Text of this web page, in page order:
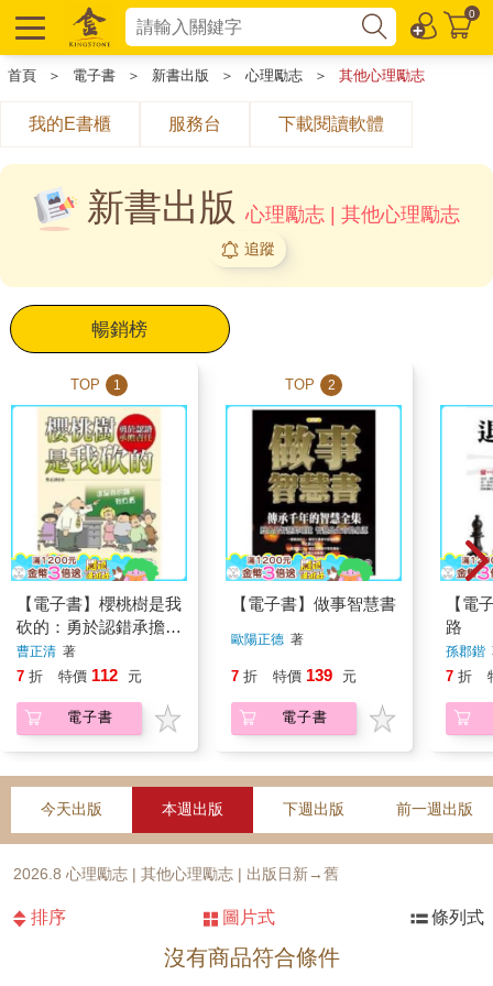
0
首頁 ＞ 電子書 ＞ 新書出版 ＞ 心理勵志 ＞ 其他心理勵志
我的E書櫃 服務台 下載閱讀軟體
新書出版 心理勵志 | 其他心理勵志
追蹤
暢銷榜
TOP 1
【電子書】櫻桃樹是我
砍的：勇於認錯承擔責
任
曹正清 著
7 折 特價 112 元
電子書
TOP 2
【電子書】做事智慧書
歐陽正德 著
7 折 特價 139 元
電子書
【電
路
孫郡鍇
7 折
今天出版 本週出版 下週出版 前一週出版
2026.8 心理勵志 | 其他心理勵志 | 出版日新→舊
排序 圖片式 條列式
沒有商品符合條件